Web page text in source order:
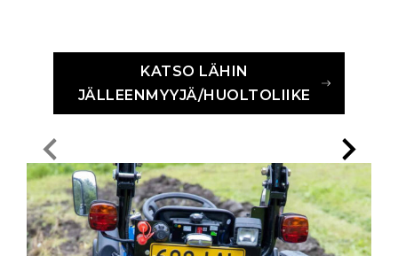
KATSO LÄHIN
JÄLLEENMYYJÄ/HUOLTOLIIKE